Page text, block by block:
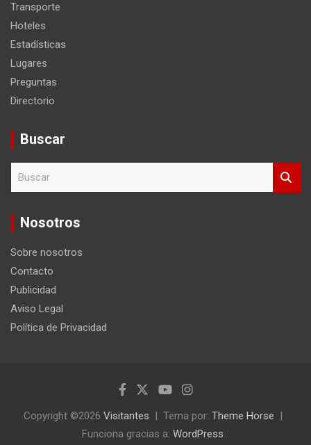
Transporte
Hoteles
Estadísticas
Lugares
Preguntas
Directorio
Buscar
c
Nosotros
Sobre nosotros
Contacto
Publicidad
Aviso Legal
Política de Privacidad
Copyright ©2026 Visitantes Tema por: Theme Horse
Funciona gracias a: WordPress